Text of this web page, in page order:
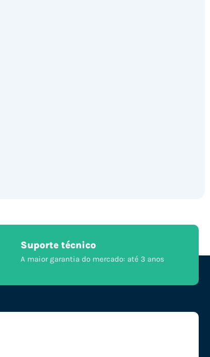
Suporte técnico
A maior garantia do mercado: até 3 anos